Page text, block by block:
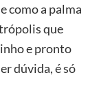
como a palma
que
e pronto
dúvida, é só